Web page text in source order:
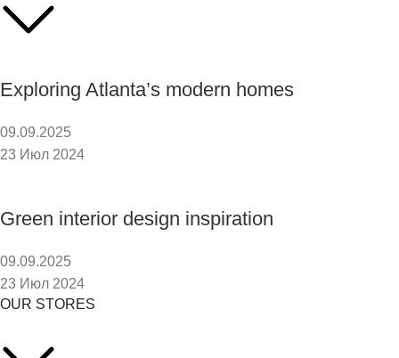
Exploring Atlanta’s modern homes
09.09.2025
23 Июл 2024
Green interior design inspiration
09.09.2025
23 Июл 2024
OUR STORES